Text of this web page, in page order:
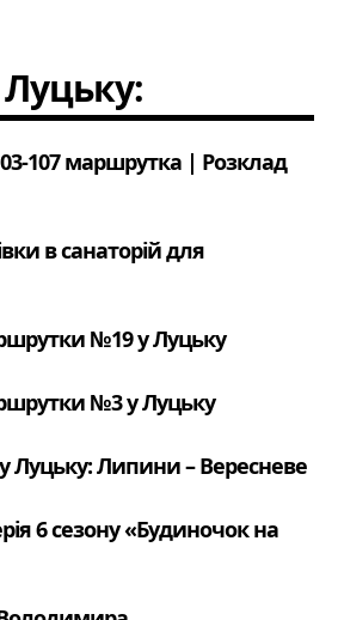
107 маршрутка | Розклад
в санаторій для
№19 у Луцьку
№3 у Луцьку
Липини – Вересневе
6 сезону «Будиночок на